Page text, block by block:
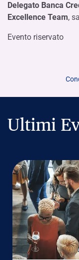
Delegato Banca
Excellence Team,
Evento riservato
Ultimi